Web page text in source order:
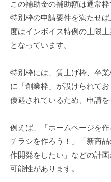
この補助金の補助額は通常枠
特別枠の申請要件を満たせ
度はインボイス特例の上限
となっています。
特別枠には、賃上げ枠、卒
に「創業枠」が設けられて
優遇されているため、申請
例えば、「ホームページを
チラシを作ろう！」「新商
作開発をしたい」などの計
可能性があります。